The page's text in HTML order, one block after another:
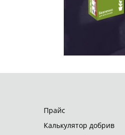
ТОВ "АРТА-ХІМГРУП"
Прайс
Калькулятор добрив